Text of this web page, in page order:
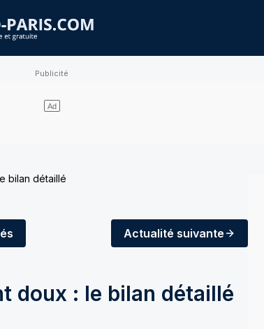
bilan détaillé
Actualité suivante
doux : le bilan détaillé